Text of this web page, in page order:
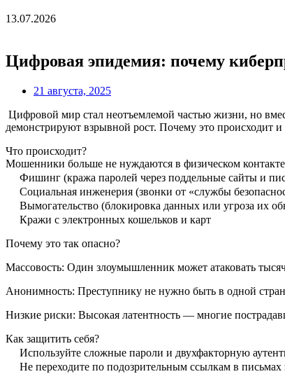
13.07.2026
Цифровая эпидемия: почему
21 августа, 2025
Цифровой мир стал неотъемлемой частью жизни, но
демонстрируют взрывной рост. Почему это происходит и
Что происходит?
Мошенники больше не нуждаются в физическом
Фишинг (кража паролей через поддельные сайты и
Социальная инженерия (звонки от «службы
Вымогательство (блокировка данных или угроза их
Кражи с электронных кошельков и карт
Почему это так опасно?
Массовость: Один злоумышленник может атаковать
Анонимность: Преступнику не нужно быть в одной
Низкие риски: Высокая латентность — многие
Как защитить себя?
Используйте сложные пароли и двухфакторную
Не переходите по подозрительным ссылкам в